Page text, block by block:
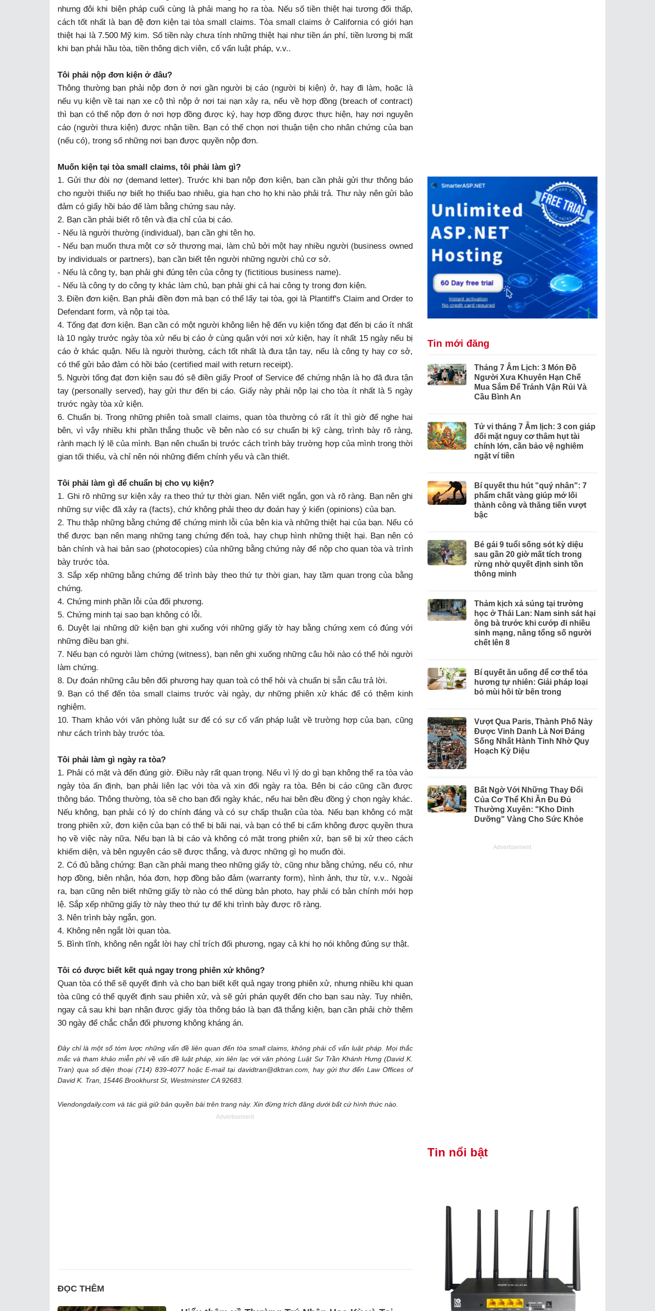
nhưng đôi khi biện pháp cuối cùng là phải mang họ ra tòa. Nếu số tiền thiệt hại tương đối thấp,
cách tốt nhất là bạn đệ đơn kiện tại tòa small claims. Tòa small claims ở California có giới hạn
thiệt hại là 7.500 Mỹ kim. Số tiền này chưa tính những thiệt hại như tiền án phí, tiền lương bị mất
khi bạn phải hầu tòa, tiền thông dịch viên, cố vấn luật pháp, v.v..
Tôi phải nộp đơn kiện ở đâu?
Thông thường bạn phải nộp đơn ở nơi gần người bị cáo (người bị kiện) ở, hay đi làm, hoặc là
nếu vụ kiện về tai nạn xe cộ thì nộp ở nơi tai nạn xảy ra, nếu về hợp đồng (breach of contract)
thì bạn có thể nộp đơn ở nơi hợp đồng được ký, hay hợp đồng được thực hiện, hay nơi nguyên
cáo (người thưa kiện) được nhận tiền. Bạn có thể chọn nơi thuận tiện cho nhân chứng của bạn
(nếu có), trong số những nơi bạn được quyền nộp đơn.
Muốn kiện tại tòa small claims, tôi phải làm gì?
1. Gửi thư đòi nợ (demand letter). Trước khi bạn nộp đơn kiện, bạn cần phải gửi thư thông báo
cho người thiếu nợ biết họ thiếu bao nhiêu, gia hạn cho họ khi nào phải trả. Thư này nên gửi bảo
đảm có giấy hồi báo để làm bằng chứng sau này.
2. Bạn cần phải biết rõ tên và địa chỉ của bị cáo.
- Nếu là người thường (individual), bạn cần ghi tên họ.
- Nếu bạn muốn thưa một cơ sở thương mại, làm chủ bởi một hay nhiều người (business owned
by individuals or partners), bạn cần biết tên người những người chủ cơ sở.
- Nếu là công ty, bạn phải ghi đúng tên của công ty (fictitious business name).
- Nếu là công ty do công ty khác làm chủ, bạn phải ghi cả hai công ty trong đơn kiện.
3. Điền đơn kiện. Bạn phải điền đơn mà bạn có thể lấy tại tòa, gọi là Plantiff's Claim and Order to
Defendant form, và nộp tại tòa.
4. Tống đạt đơn kiện. Bạn cần có một người không liên hệ đến vụ kiện tống đạt đến bị cáo ít nhất
là 10 ngày trước ngày tòa xử nếu bị cáo ở cùng quận với nơi xử kiện, hay ít nhất 15 ngày nếu bị
cáo ở khác quận. Nếu là người thường, cách tốt nhất là đưa tận tay, nếu là công ty hay cơ sở,
có thể gửi bảo đảm có hồi báo (certified mail with return receipt).
5. Người tống đạt đơn kiện sau đó sẽ điền giấy Proof of Service để chứng nhận là họ đã đưa tận
tay (personally served), hay gửi thư đến bị cáo. Giấy này phải nộp lại cho tòa ít nhất là 5 ngày
trước ngày tòa xử kiện.
6. Chuẩn bị. Trong những phiên toà small claims, quan tòa thường có rất ít thì giờ để nghe hai
bên, vì vậy nhiều khi phần thắng thuộc về bên nào có sự chuẩn bị kỹ càng, trình bày rõ ràng,
rành mạch lý lẽ của mình. Bạn nên chuẩn bị trước cách trình bày trường hợp của mình trong thời
gian tối thiểu, và chỉ nên nói những điểm chính yếu và cần thiết.
Tôi phải làm gì để chuẩn bị cho vụ kiện?
1. Ghi rõ những sự kiện xảy ra theo thứ tự thời gian. Nên viết ngắn, gọn và rõ ràng. Bạn nên ghi
những sự việc đã xảy ra (facts), chứ không phải theo dự đoán hay ý kiến (opinions) của bạn.
2. Thu thập những bằng chứng để chứng minh lỗi của bên kia và những thiệt hại của bạn. Nếu có
thể được bạn nên mang những tang chứng đến toà, hay chụp hình những thiệt hại. Bạn nên có
bản chính và hai bản sao (photocopies) của những bằng chứng này để nộp cho quan tòa và trình
bày trước tòa.
3. Sắp xếp những bằng chứng để trình bày theo thứ tự thời gian, hay tầm quan trọng của bằng
chứng.
4. Chứng minh phần lỗi của đối phương.
5. Chứng minh tại sao bạn không có lỗi.
6. Duyệt lại những dữ kiện bạn ghi xuống với những giấy tờ hay bằng chứng xem có đúng với
những điều bạn ghi.
7. Nếu bạn có người làm chứng (witness), bạn nên ghi xuống những câu hỏi nào có thể hỏi người
làm chứng.
8. Dự đoán những câu bên đối phương hay quan toà có thể hỏi và chuẩn bị sẵn câu trả lời.
9. Bạn có thể đến tòa small claims trước vài ngày, dự những phiên xử khác để có thêm kinh
nghiệm.
10. Tham khảo với văn phòng luật sư để có sự cố vấn pháp luật về trường hợp của bạn, cũng
như cách trình bày trước tòa.
Tôi phải làm gì ngày ra tòa?
1. Phải có mặt và đến đúng giờ. Điều này rất quan trọng. Nếu vì lý do gì bạn không thể ra tòa vào
ngày tòa ấn định, bạn phải liên lạc với tòa và xin đổi ngày ra tòa. Bên bị cáo cũng cần được
thông báo. Thông thường, tòa sẽ cho bạn đổi ngày khác, nếu hai bên đều đồng ý chọn ngày khác.
Nếu không, bạn phải có lý do chính đáng và có sự chấp thuận của tòa. Nếu bạn không có mặt
trong phiên xử, đơn kiện của bạn có thể bị bãi nại, và bạn có thể bị cấm không được quyền thưa
họ về việc này nữa. Nếu bạn là bị cáo và không có mặt trong phiên xử, bạn sẽ bị xử theo cách
khiếm diện, và bên nguyên cáo sẽ được thắng, và được những gì họ muốn đòi.
2. Có đủ bằng chứng: Bạn cần phải mang theo những giấy tờ, cũng như bằng chứng, nếu có, như
hợp đồng, biên nhận, hóa đơn, hợp đồng bảo đảm (warranty form), hình ảnh, thư từ, v.v.. Ngoài
ra, bạn cũng nên biết những giấy tờ nào có thể dùng bản photo, hay phải có bản chính mới hợp
lệ. Sắp xếp những giấy tờ này theo thứ tự để khi trình bày được rõ ràng.
3. Nên trình bày ngắn, gọn.
4. Không nên ngắt lời quan tòa.
5. Bình tĩnh, không nên ngắt lời hay chỉ trích đối phương, ngay cả khi họ nói không đúng sự thật.
Tôi có được biết kết quả ngay trong phiên xử không?
Quan tòa có thể sẽ quyết định và cho bạn biết kết quả ngay trong phiên xử, nhưng nhiều khi quan
tòa cũng có thể quyết định sau phiên xử, và sẽ gửi phán quyết đến cho bạn sau này. Tuy nhiên,
ngay cả sau khi bạn nhận được giấy tòa thông báo là bạn đã thắng kiện, bạn cần phải chờ thêm
30 ngày để chắc chắn đối phương không kháng án.
Đây chỉ là một số tóm lược những vấn đề liên quan đến tòa small claims, không phải cố vấn luật pháp. Mọi thắc
mắc và tham khảo miễn phí về vấn đề luật pháp, xin liên lạc với văn phòng Luật Sư Trần Khánh Hưng (David K.
Tran) qua số điện thoại (714) 839-4077 hoặc E-mail tại davidtran@dktran.com, hay gửi thư đến Law Offices of
David K. Tran, 15446 Brookhurst St, Westminster CA 92683.
Viendongdaily.com và tác giả giữ bản quyền bài trên trang này. Xin đừng trích đăng dưới bất cứ hình thức nào.
Advertisement
ĐỌC THÊM
Tin mới đăng
Tháng 7 Âm Lịch: 3 Món Đồ
Người Xưa Khuyên Hạn Chế
Mua Sắm Để Tránh Vận Rủi Và
Cầu Bình An
Tử vi tháng 7 Âm lịch: 3 con giáp
đối mặt nguy cơ thâm hụt tài
chính lớn, cần bảo vệ nghiêm
ngặt ví tiền
Bí quyết thu hút "quý nhân": 7
phẩm chất vàng giúp mở lối
thành công và thăng tiến vượt
bậc
Bé gái 9 tuổi sống sót kỳ diệu
sau gần 20 giờ mất tích trong
rừng nhờ quyết định sinh tồn
thông minh
Thảm kịch xả súng tại trường
học ở Thái Lan: Nam sinh sát hại
ông bà trước khi cướp đi nhiều
sinh mạng, nâng tổng số người
chết lên 8
Bí quyết ăn uống để cơ thể tỏa
hương tự nhiên: Giải pháp loại
bỏ mùi hôi từ bên trong
Vượt Qua Paris, Thành Phố Này
Được Vinh Danh Là Nơi Đáng
Sống Nhất Hành Tinh Nhờ Quy
Hoạch Kỳ Diệu
Bất Ngờ Với Những Thay Đổi
Của Cơ Thể Khi Ăn Đu Đủ
Thường Xuyên: "Kho Dinh
Dưỡng" Vàng Cho Sức Khỏe
Advertisement
Tin nổi bật